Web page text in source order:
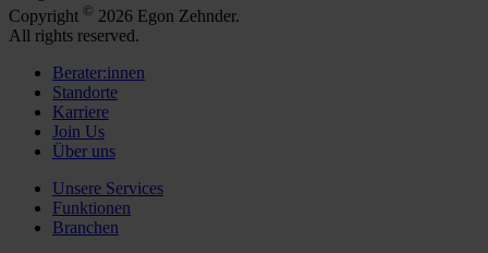
Copyright © 2026 Egon Zehnder.
All rights reserved.
Berater:innen
Standorte
Karriere
Join Us
Über uns
Unsere Services
Funktionen
Branchen